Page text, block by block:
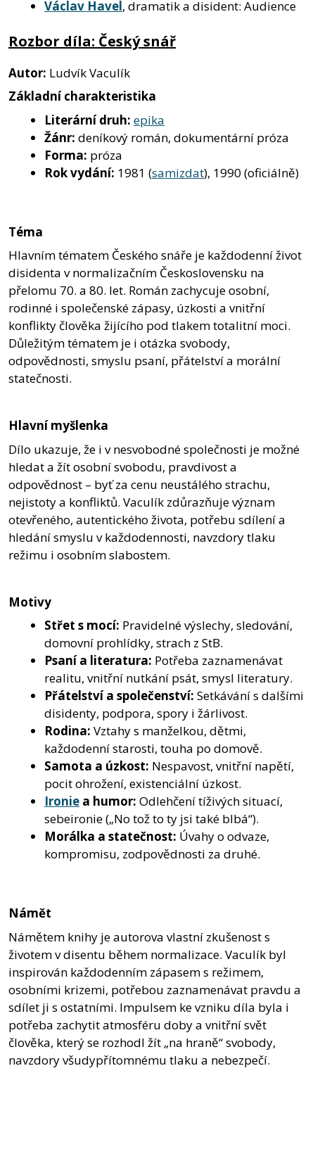
Václav Havel, dramatik a disident: Audience
Rozbor díla: Český snář
Autor: Ludvík Vaculík
Základní charakteristika
Literární druh: epika
Žánr: deníkový román, dokumentární próza
Forma: próza
Rok vydání: 1981 (samizdat), 1990 (oficiálně)
Téma
Hlavním tématem Českého snáře je každodenní život
disidenta v normalizačním Československu na
přelomu 70. a 80. let. Román zachycuje osobní,
rodinné i společenské zápasy, úzkosti a vnitřní
konflikty člověka žijícího pod tlakem totalitní moci.
Důležitým tématem je i otázka svobody,
odpovědnosti, smyslu psaní, přátelství a morální
statečnosti.
Hlavní myšlenka
Dílo ukazuje, že i v nesvobodné společnosti je možné
hledat a žít osobní svobodu, pravdivost a
odpovědnost – byť za cenu neustálého strachu,
nejistoty a konfliktů. Vaculík zdůrazňuje význam
otevřeného, autentického života, potřebu sdílení a
hledání smyslu v každodennosti, navzdory tlaku
režimu i osobním slabostem.
Motivy
Střet s mocí: Pravidelné výslechy, sledování,
domovní prohlídky, strach z StB.
Psaní a literatura: Potřeba zaznamenávat
realitu, vnitřní nutkání psát, smysl literatury.
Přátelství a společenství: Setkávání s dalšími
disidenty, podpora, spory i žárlivost.
Rodina: Vztahy s manželkou, dětmi,
každodenní starosti, touha po domově.
Samota a úzkost: Nespavost, vnitřní napětí,
pocit ohrožení, existenciální úzkost.
Ironie a humor: Odlehčení tíživých situací,
sebeironie („No tož to ty jsi také blbá“).
Morálka a statečnost: Úvahy o odvaze,
kompromisu, zodpovědnosti za druhé.
Námět
Námětem knihy je autorova vlastní zkušenost s
životem v disentu během normalizace. Vaculík byl
inspirován každodenním zápasem s režimem,
osobními krizemi, potřebou zaznamenávat pravdu a
sdílet ji s ostatními. Impulsem ke vzniku díla byla i
potřeba zachytit atmosféru doby a vnitřní svět
člověka, který se rozhodl žít „na hraně“ svobody,
navzdory všudypřítomnému tlaku a nebezpečí.